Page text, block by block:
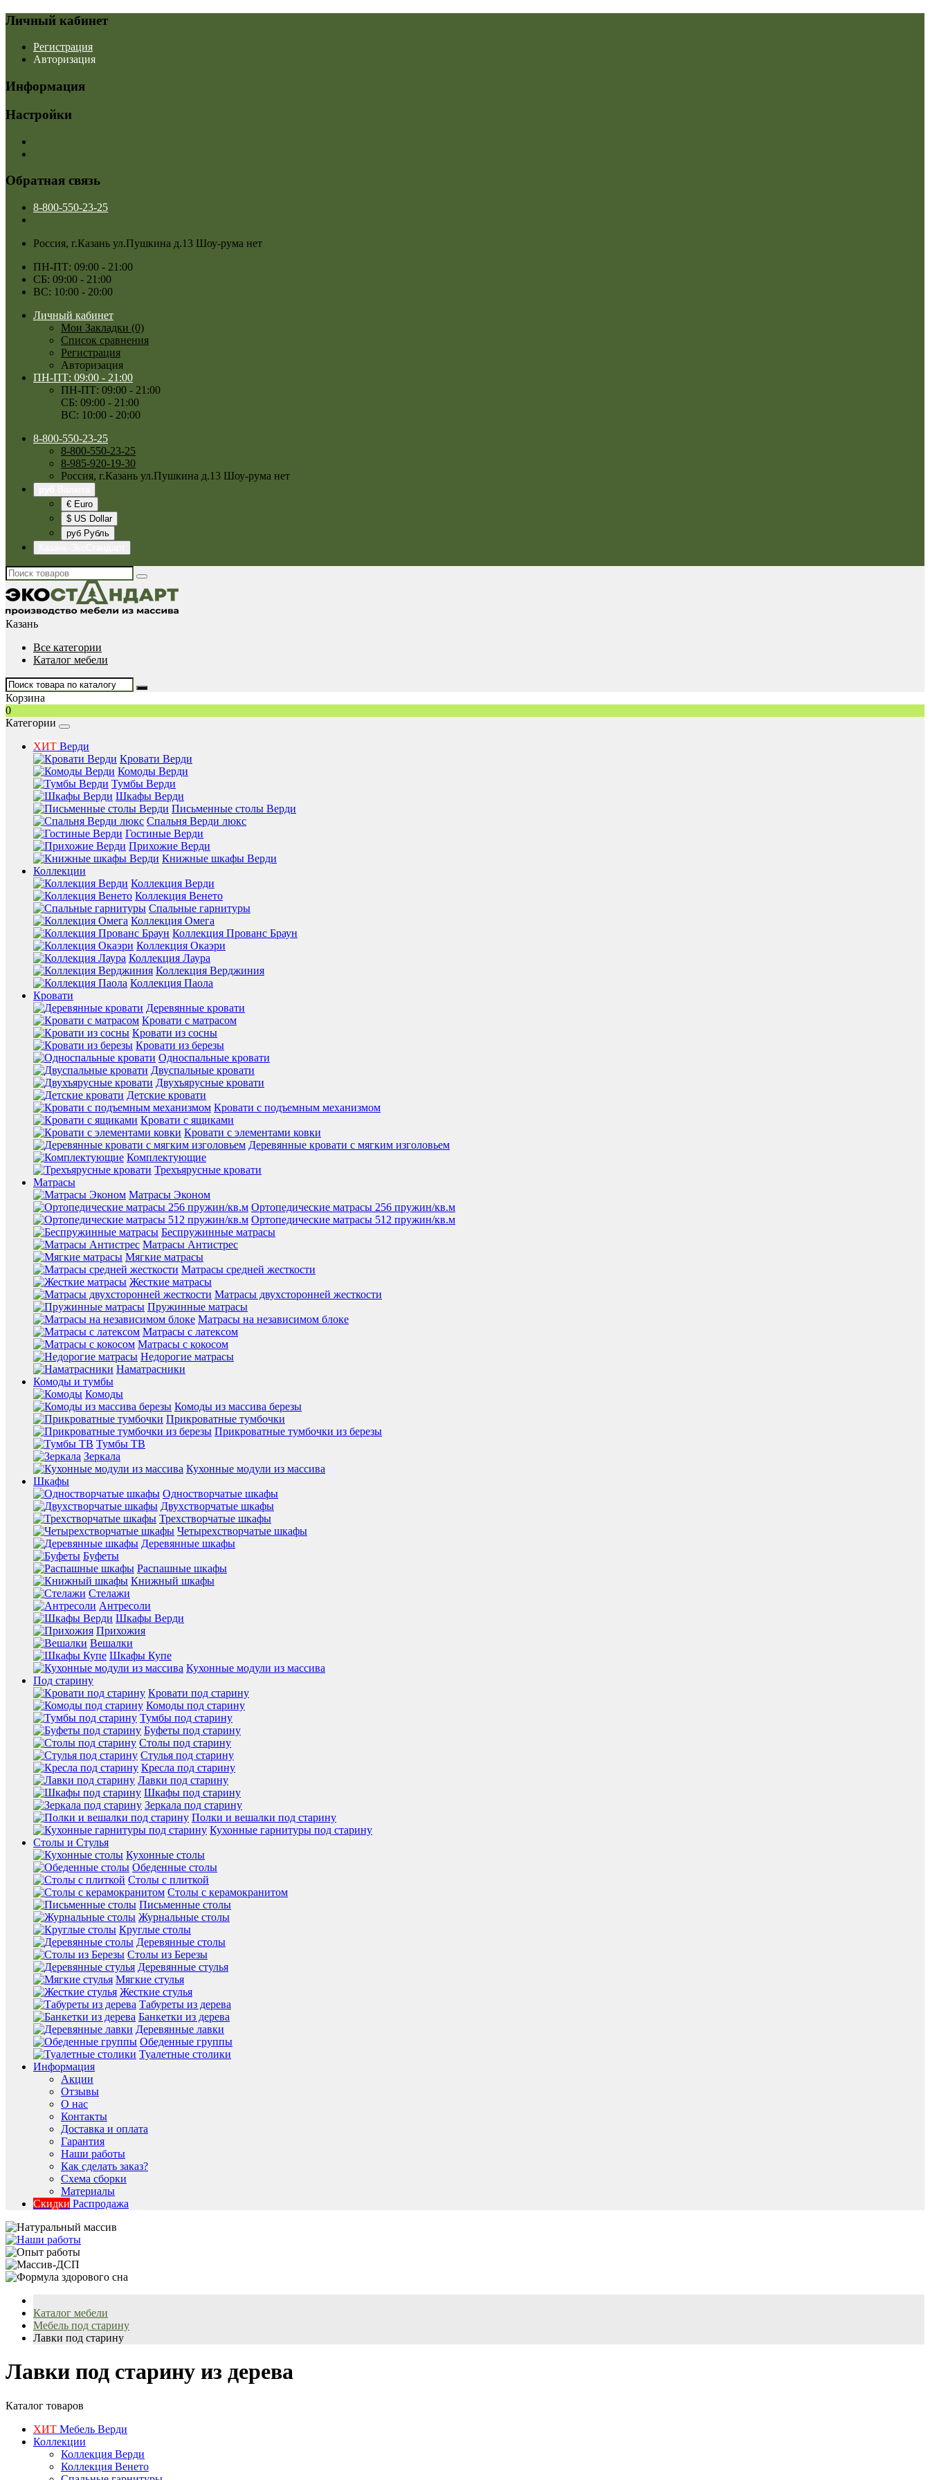
Личный кабинет
Регистрация
Авторизация
Информация
Настройки
Обратная связь
8-800-550-23-25
Россия, г.Казань ул.Пушкина д.13 Шоу-рума нет
ПН-ПТ: 09:00 - 21:00
СБ: 09:00 - 21:00
ВС: 10:00 - 20:00
Личный кабинет
Мои Закладки (0)
Список сравнения
Регистрация
Авторизация
ПН-ПТ: 09:00 - 21:00
ПН-ПТ: 09:00 - 21:00
СБ: 09:00 - 21:00
ВС: 10:00 - 20:00
8-800-550-23-25
8-800-550-23-25
8-985-920-19-30
Россия, г.Казань ул.Пушкина д.13 Шоу-рума нет
€ Euro
$ US Dollar
руб Рубль
Казань
Все категории
Каталог мебели
Корзина
0
Категории
ХИТ Верди
Кровати Верди
Комоды Верди
Тумбы Верди
Шкафы Верди
Письменные столы Верди
Спальня Верди люкс
Гостиные Верди
Прихожие Верди
Книжные шкафы Верди
Коллекции
Коллекция Верди
Коллекция Венето
Спальные гарнитуры
Коллекция Омега
Коллекция Прованс Браун
Коллекция Окаэри
Коллекция Лаура
Коллекция Верджиния
Коллекция Паола
Кровати
Деревянные кровати
Кровати с матрасом
Кровати из сосны
Кровати из березы
Односпальные кровати
Двуспальные кровати
Двухъярусные кровати
Детские кровати
Кровати с подъемным механизмом
Кровати с ящиками
Кровати с элементами ковки
Деревянные кровати с мягким изголовьем
Комплектующие
Трехъярусные кровати
Матрасы
Матрасы Эконом
Ортопедические матрасы 256 пружин/кв.м
Ортопедические матрасы 512 пружин/кв.м
Беспружинные матрасы
Матрасы Антистрес
Мягкие матрасы
Матрасы средней жесткости
Жесткие матрасы
Матрасы двухсторонней жесткости
Пружинные матрасы
Матрасы на независимом блоке
Матрасы с латексом
Матрасы с кокосом
Недорогие матрасы
Наматрасники
Комоды и тумбы
Комоды
Комоды из массива березы
Прикроватные тумбочки
Прикроватные тумбочки из березы
Тумбы ТВ
Зеркала
Кухонные модули из массива
Шкафы
Одностворчатые шкафы
Двухстворчатые шкафы
Трехстворчатые шкафы
Четырехстворчатые шкафы
Деревянные шкафы
Буфеты
Распашные шкафы
Книжный шкафы
Стелажи
Антресоли
Шкафы Верди
Прихожия
Вешалки
Шкафы Купе
Кухонные модули из массива
Под старину
Кровати под старину
Комоды под старину
Тумбы под старину
Буфеты под старину
Столы под старину
Стулья под старину
Кресла под старину
Лавки под старину
Шкафы под старину
Зеркала под старину
Полки и вешалки под старину
Кухонные гарнитуры под старину
Столы и Стулья
Кухонные столы
Обеденные столы
Столы с плиткой
Столы с керамокранитом
Письменные столы
Журнальные столы
Круглые столы
Деревянные столы
Столы из Березы
Деревянные стулья
Мягкие стулья
Жесткие стулья
Табуреты из дерева
Банкетки из дерева
Деревянные лавки
Обеденные группы
Туалетные столики
Информация
Акции
Отзывы
О нас
Контакты
Доставка и оплата
Гарантия
Наши работы
Как сделать заказ?
Схема сборки
Материалы
Скидки Распродажа
Каталог мебели
Мебель под старину
Лавки под старину
Лавки под старину из дерева
Каталог товаров
ХИТ Мебель Верди
Коллекции
Коллекция Верди
Коллекция Венето